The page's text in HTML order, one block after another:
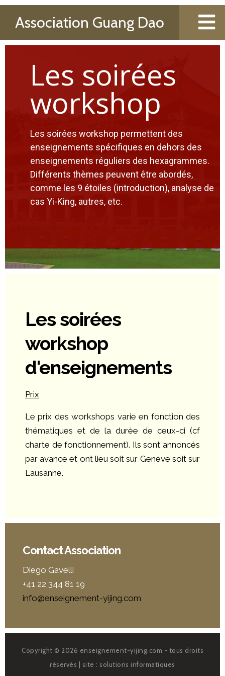
Association Guang Dao
Les soirées
workshop
Les soirées workshop permettent des
enseignements spécifiques en dehors des
enseignements réguliers des hexagrammes.
Différents thèmes peuvent être abordés,
comme les 9 étoiles (introduction), analyse de
cas Yi-King, autres, etc.
Les soirées
workshop
d'enseignements
Prix
Le prix des workshops varie en fonction des
thématiques et de la durée de ceux-ci (cf
charte de fonctionnement). Ils sont annoncés
par avance et ont lieu soit sur Genève soit sur
Lausanne.
Contact Association
Diego Gavelli
+41 22 344 81 19
info@enseignement-yijing.com
Copyright © 2026 enseignement-yijing.com - tous droits
réservés | site : solutions informatiques